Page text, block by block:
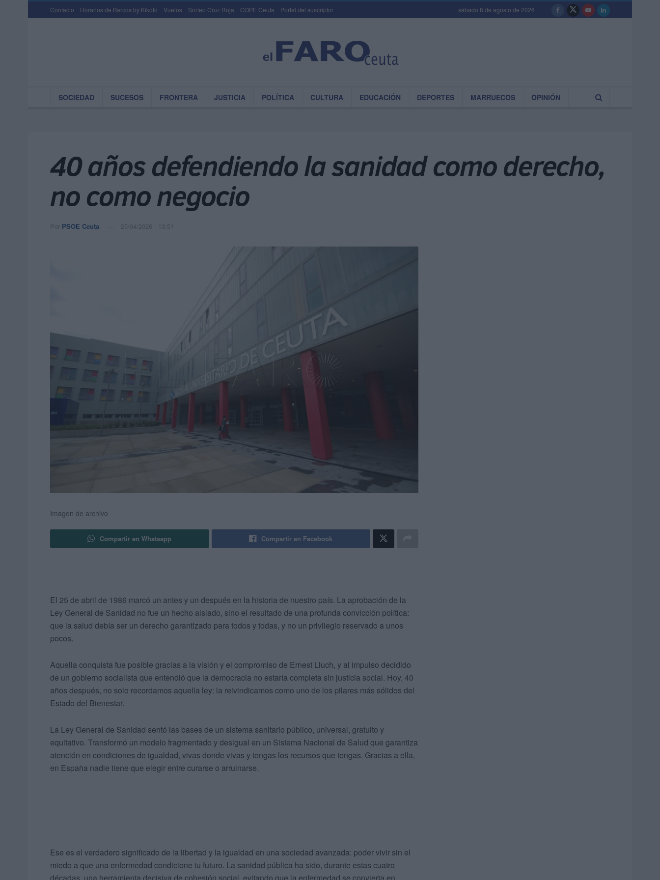
Contacto Horarios de Barcos by Kikoto Vuelos Sorteo Cruz Roja COPE Ceuta Portal del suscriptor sábado 8 de agosto de 2026
SOCIEDAD SUCESOS FRONTERA JUSTICIA POLÍTICA CULTURA EDUCACIÓN DEPORTES MARRUECOS OPINIÓN
40 años defendiendo la sanidad como derecho,
no como negocio
Por PSOE Ceuta 25/04/2026 - 13:51
Imagen de archivo
Compartir en Whatsapp Compartir en Facebook
El 25 de abril de 1986 marcó un antes y un después en la historia de nuestro país. La aprobación de la
Ley General de Sanidad no fue un hecho aislado, sino el resultado de una profunda convicción política:
que la salud debía ser un derecho garantizado para todos y todas, y no un privilegio reservado a unos
pocos.
Aquella conquista fue posible gracias a la visión y el compromiso de Ernest Lluch, y al impulso decidido
de un gobierno socialista que entendió que la democracia no estaría completa sin justicia social. Hoy, 40
años después, no solo recordamos aquella ley: la reivindicamos como uno de los pilares más sólidos del
Estado del Bienestar.
La Ley General de Sanidad sentó las bases de un sistema sanitario público, universal, gratuito y
equitativo. Transformó un modelo fragmentado y desigual en un Sistema Nacional de Salud que garantiza
atención en condiciones de igualdad, vivas donde vivas y tengas los recursos que tengas. Gracias a ella,
en España nadie tiene que elegir entre curarse o arruinarse.
Ese es el verdadero significado de la libertad y la igualdad en una sociedad avanzada: poder vivir sin el
miedo a que una enfermedad condicione tu futuro. La sanidad pública ha sido, durante estas cuatro